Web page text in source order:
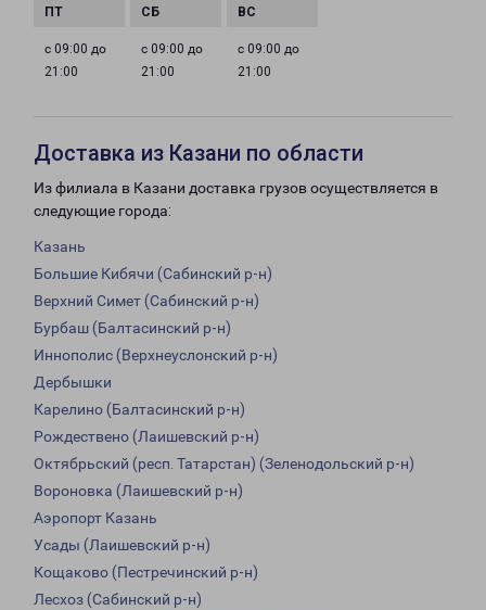
с 09:00 до
21:00
с 09:00 до
21:00
с 09:00 до
21:00
Доставка из Казани по области
Из филиала в Казани доставка грузов осуществляется в
следующие города:
Казань
Большие Кибячи (Сабинский р-н)
Верхний Симет (Сабинский р-н)
Бурбаш (Балтасинский р-н)
Иннополис (Верхнеуслонский р-н)
Дербышки
Карелино (Балтасинский р-н)
Рождествено (Лаишевский р-н)
Октябрьский (респ. Татарстан) (Зеленодольский р-н)
Вороновка (Лаишевский р-н)
Аэропорт Казань
Усады (Лаишевский р-н)
Кощаково (Пестречинский р-н)
Лесхоз (Сабинский р-н)